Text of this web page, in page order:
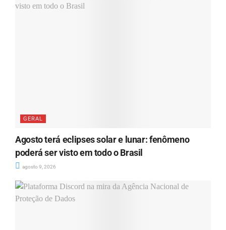
GERAL
Agosto terá eclipses solar e lunar: fenômeno
poderá ser visto em todo o Brasil
agosto 9, 2026